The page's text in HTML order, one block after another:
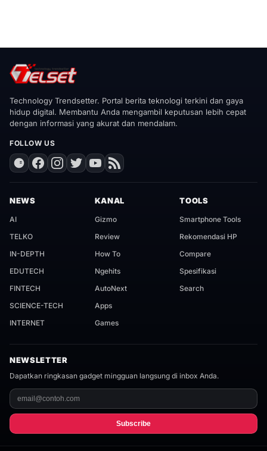
Technology Trendsetter. Portal berita teknologi terkini dan gaya
hidup digital. Membantu Anda mengambil keputusan lebih cepat
dengan informasi yang akurat dan mendalam.
FOLLOW US
NEWS
AI
TELKO
IN-DEPTH
EDUTECH
FINTECH
SCIENCE-TECH
INTERNET
KANAL
Gizmo
Review
How To
Ngehits
AutoNext
Apps
Games
TOOLS
Smartphone Tools
Rekomendasi HP
Compare
Spesifikasi
Search
NEWSLETTER
Dapatkan ringkasan gadget mingguan langsung di inbox Anda.
Subscribe